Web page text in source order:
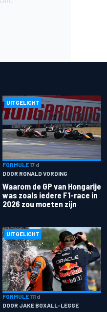
UITGELICHT
FORMULE 17 d
DOOR RONALD VORDING
Waarom de GP van Hongarije
was zoals iedere F1-race in
2026 zou moeten zijn
UITGELICHT
FORMULE 111 d
DOOR JAKE BOXALL-LEGGE